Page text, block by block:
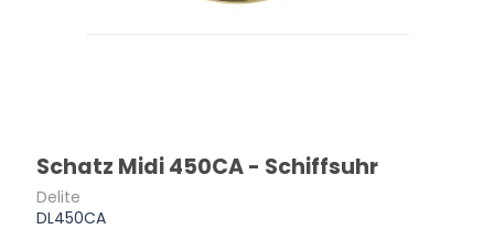
Schatz Midi 450CA - Schiffsuhr
Delite
DL450CA